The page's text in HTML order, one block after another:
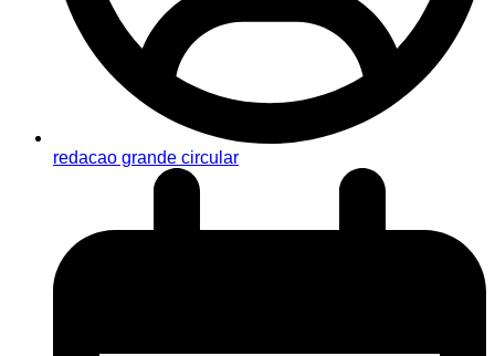
redacao grande circular